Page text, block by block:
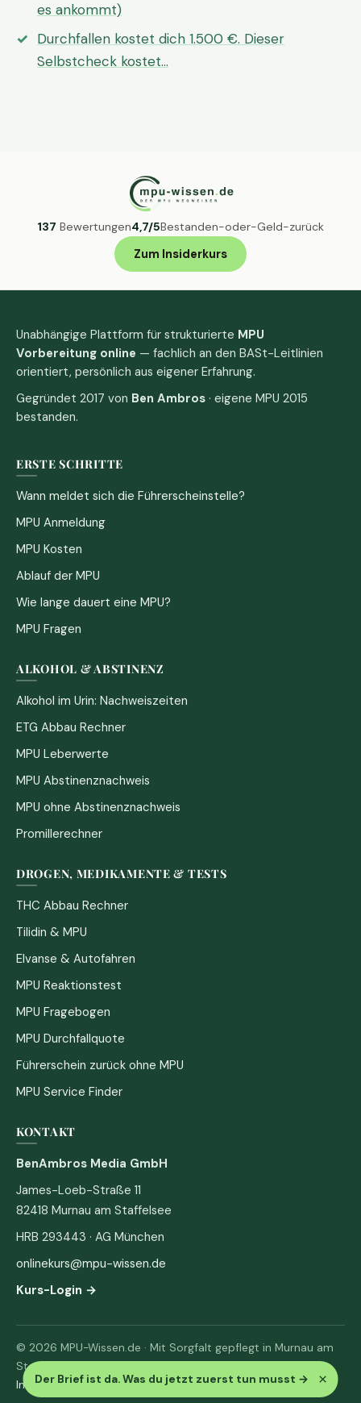
es ankommt)
Durchfallen kostet dich 1.500 €. Dieser
Selbstcheck kostet…
Der Brief ist da. Was du jetzt zuerst tun musst → ×
137 Bewertungen4,7/5Bestanden-oder-Geld-zurück
Zum Insiderkurs
Unabhängige Plattform für strukturierte MPU
Vorbereitung online — fachlich an den BASt-Leitlinien
orientiert, persönlich aus eigener Erfahrung.
Gegründet 2017 von Ben Ambros · eigene MPU 2015
bestanden.
ERSTE SCHRITTE
Wann meldet sich die Führerscheinstelle?
MPU Anmeldung
MPU Kosten
Ablauf der MPU
Wie lange dauert eine MPU?
MPU Fragen
ALKOHOL & ABSTINENZ
Alkohol im Urin: Nachweiszeiten
ETG Abbau Rechner
MPU Leberwerte
MPU Abstinenznachweis
MPU ohne Abstinenznachweis
Promillerechner
DROGEN, MEDIKAMENTE & TESTS
THC Abbau Rechner
Tilidin & MPU
Elvanse & Autofahren
MPU Reaktionstest
MPU Fragebogen
MPU Durchfallquote
Führerschein zurück ohne MPU
MPU Service Finder
KONTAKT
BenAmbros Media GmbH
James-Loeb-Straße 11
82418 Murnau am Staffelsee
HRB 293443 · AG München
onlinekurs@mpu-wissen.de
Kurs-Login →
© 2026 MPU-Wissen.de · Mit Sorgfalt gepflegt in Murnau am
Staffelsee
Impressum· Datenschutz & AGB